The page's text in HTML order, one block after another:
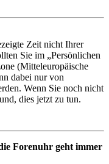
Zeit nicht Ihrer
Sie im „Persönlichen
(Mitteleuropäische
dabei nur von
Wenn Sie noch nicht
dies jetzt zu tun.
Forenuhr geht immer